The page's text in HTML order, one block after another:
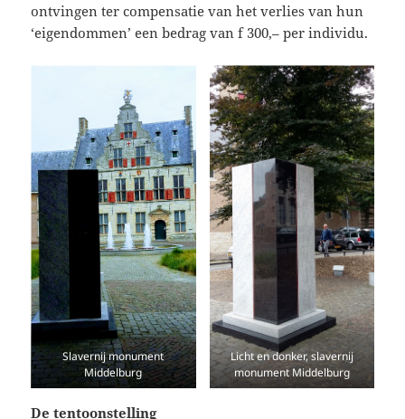
ontvingen ter compensatie van het verlies van hun
‘eigendommen’ een bedrag van f 300,– per individu.
Slavernij monument
Middelburg
Licht en donker, slavernij
monument Middelburg
De tentoonstelling